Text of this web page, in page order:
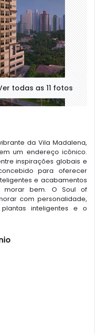
todas as 11 fotos
da Vila Madalena,
um endereço icônico.
inspirações globais e
para oferecer
e acabamentos
morar bem. O Soul of
com personalidade,
inteligentes e o